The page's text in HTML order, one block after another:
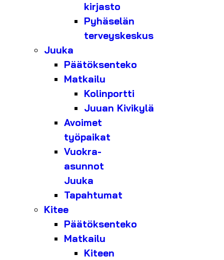
kirjasto
Pyhäselän
terveyskeskus
Juuka
Päätöksenteko
Matkailu
Kolinportti
Juuan Kivikylä
Avoimet
työpaikat
Vuokra-
asunnot
Juuka
Tapahtumat
Kitee
Päätöksenteko
Matkailu
Kiteen